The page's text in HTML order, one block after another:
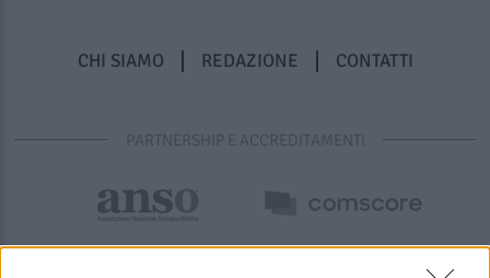
CHI SIAMO REDAZIONE CONTATTI
PARTNERSHIP E ACCREDITAMENTI